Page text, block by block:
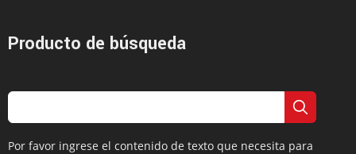
Producto de búsqueda
Por favor ingrese el contenido de texto que necesita para